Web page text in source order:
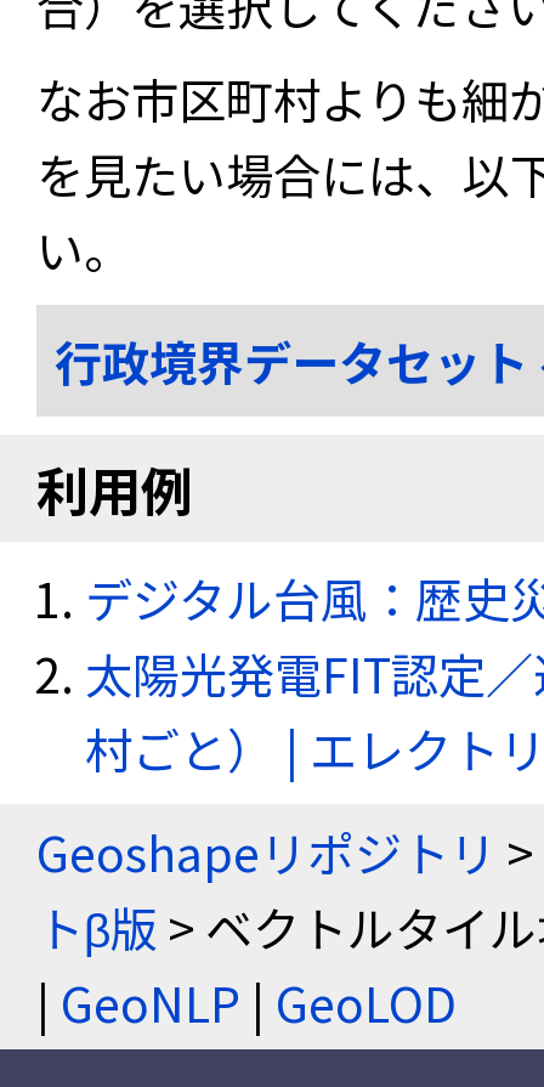
なお市区町村よりも細
を見たい場合には、以
い。
行政境界データセッ
利用例
デジタル台風：歴史
太陽光発電FIT認定
村ごと） | エレクト
Geoshapeリポジトリ >
トβ版 > ベクトルタイ
| GeoNLP | GeoLOD